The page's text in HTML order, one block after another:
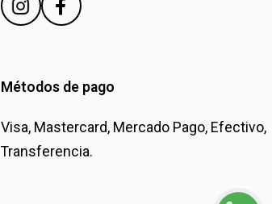
Métodos de pago
Visa, Mastercard, Mercado Pago, Efectivo,
Transferencia.